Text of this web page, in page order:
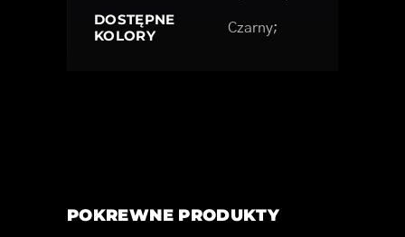
DOSTĘPNE
KOLORY
Czarny;
POKREWNE PRODUKTY